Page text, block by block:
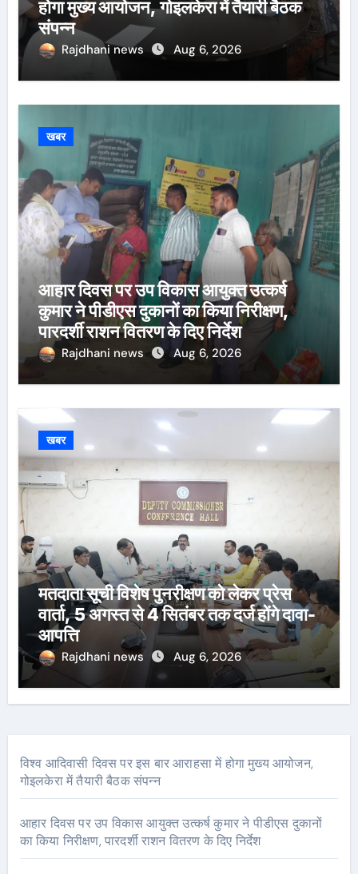
होगा मुख्य आयोजन, गोइलकेरा में तैयारी बैठक
संपन्न
Rajdhani news Aug 6, 2026
खबर
आहार दिवस पर उप विकास आयुक्त उत्कर्ष
कुमार ने पीडीएस दुकानों का किया निरीक्षण,
पारदर्शी राशन वितरण के दिए निर्देश
Rajdhani news Aug 6, 2026
खबर
मतदाता सूची विशेष पुनरीक्षण को लेकर प्रेस
वार्ता, 5 अगस्त से 4 सितंबर तक दर्ज होंगे दावा-
आपत्ति
Rajdhani news Aug 6, 2026
विश्व आदिवासी दिवस पर इस बार आराहसा में होगा मुख्य आयोजन,
गोइलकेरा में तैयारी बैठक संपन्न
आहार दिवस पर उप विकास आयुक्त उत्कर्ष कुमार ने पीडीएस दुकानों
का किया निरीक्षण, पारदर्शी राशन वितरण के दिए निर्देश